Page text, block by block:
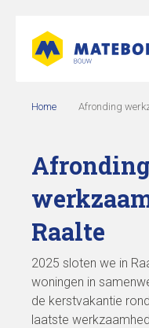
Home Afronding
Raalte
2025 sloten we in
woningen in
de kerstvakantie
laatste